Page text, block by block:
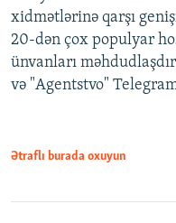
xidmətlərinə qarşı
20-dən çox populyar
ünvanları
və "Agentstvo"
Ətraflı burada oxuyun